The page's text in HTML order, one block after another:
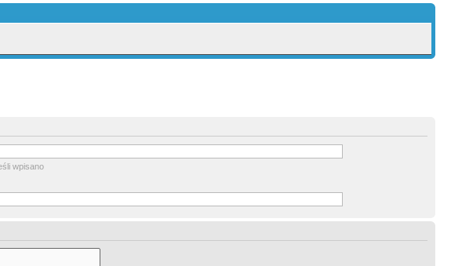
wpisano